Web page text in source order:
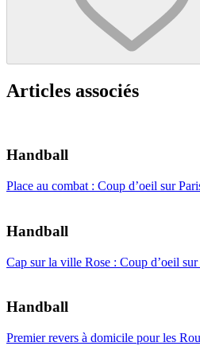
Articles associés
Handball
Place au combat : Coup d’oeil sur
Handball
Cap sur la ville Rose : Coup d’oeil
Handball
Premier revers à domicile pour les